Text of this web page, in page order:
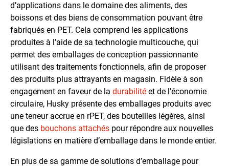
d’applications dans le domaine des aliments, des
boissons et des biens de consommation pouvant être
fabriqués en PET. Cela comprend les applications
produites à l’aide de sa technologie multicouche, qui
permet des emballages de conception passionnante
utilisant des traitements fonctionnels, afin de proposer
des produits plus attrayants en magasin. Fidèle à son
engagement en faveur de la durabilité et de l’économie
circulaire, Husky présente des emballages produits avec
une teneur accrue en rPET, des bouteilles légères, ainsi
que des bouchons attachés pour répondre aux nouvelles
législations en matière d’emballage dans le monde entier.
En plus de sa gamme de solutions d’emballage pour